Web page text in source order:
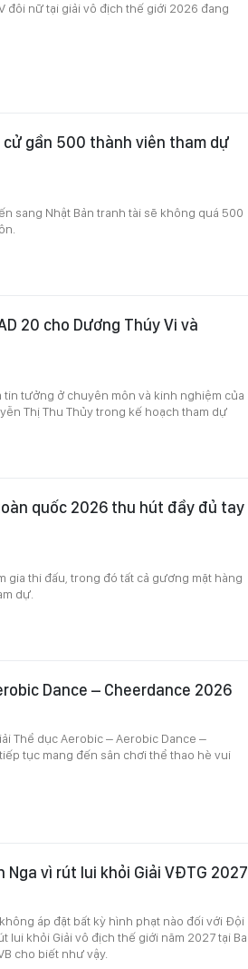
đôi nữ tại giải vô địch thế giới 2026 đang
gần 500 thành viên tham dự
sang Nhật Bản tranh tài sẽ không quá 500
20 cho Dương Thúy Vi và
tưởng ở chuyên môn và kinh nghiệm của
Thị Thu Thủy trong kế hoạch tham dự
quốc 2026 thu hút đầy đủ tay
gia thi đấu, trong đó tất cả gương mặt hàng
dự.
Dance – Cheerdance 2026
Thể dục Aerobic – Aerobic Dance –
tục mang đến sân chơi thể thao hè vui
Nga vì rút lui khỏi Giải VĐTG 2027
áp đặt bất kỳ hình phạt nào đối với Đội
khỏi Giải vô địch thế giới năm 2027 tại Ba
cho biết như vậy.